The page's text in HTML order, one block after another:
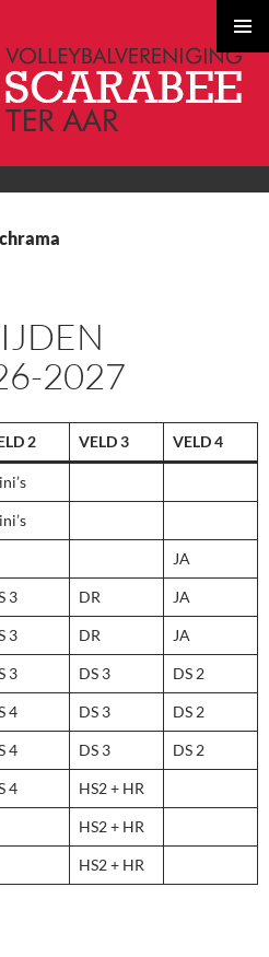
MENU
2027
2 VELD 3 VELD 4
JA
3 DR JA
3 DR JA
3 DS 3 DS 2
4 DS 3 DS 2
4 DS 3 DS 2
4 HS2 + HR
HS2 + HR
HS2 + HR